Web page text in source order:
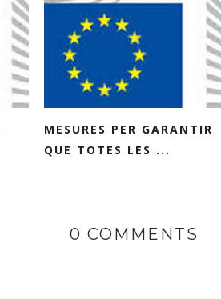
MESURES PER GARANTIR
QUE TOTES LES ...
0 COMMENTS